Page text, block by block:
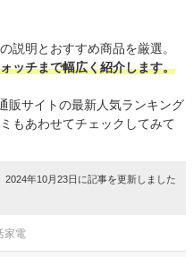
説明とおすすめ商品を厳選。
ッチまで幅広く紹介します。
販サイトの最新人気ランキング
もあわせてチェックしてみて
年10月23日に記事を更新しました
家電